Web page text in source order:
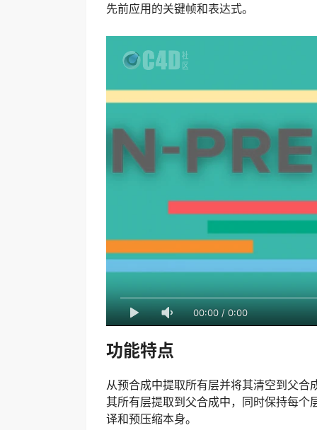
先前应用的关键帧和表达式。
00:00 / 0:00
功能特点
从预合成中提取所有层并将其清空到父
其所有层提取到父合成中，同时保持每
译和预压缩本身。